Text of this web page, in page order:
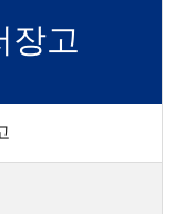
장고